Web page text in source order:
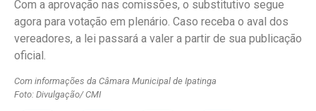
Com a aprovação nas comissões, o substitutivo segue
agora para votação em plenário. Caso receba o aval dos
vereadores, a lei passará a valer a partir de sua publicação
oficial.
Com informações da Câmara Municipal de Ipatinga
Foto: Divulgação/ CMI